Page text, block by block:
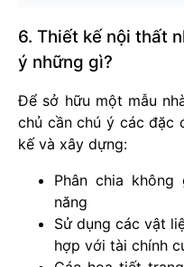
6. Thiết kế nội thất
ý những gì?
Để sở hữu một mẫu
chủ cần chú ý các đặc
kế và xây dựng:
Phân chia
năng
Sử dụng các vật
hợp với tài chính